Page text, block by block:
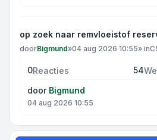
op zoek naar remvloeistof
doorBigmund»04 aug 2026 10:55» in
0Reacties 54
door Bigmund
04 aug 2026 10:55